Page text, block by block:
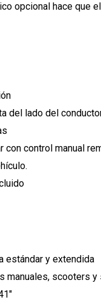
opcional hace
del lado del
con control manual
estándar y extendida
scooters